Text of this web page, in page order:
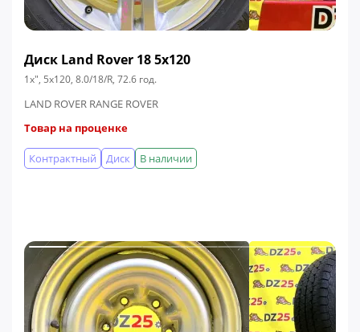
Диск Land Rover 18 5x120
1x", 5x120, 8.0/18/R, 72.6 год.
LAND ROVER RANGE ROVER
Товар на проценке
В наличии
Диск
Контрактный